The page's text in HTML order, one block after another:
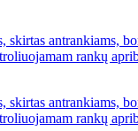
antrankiams,
rankų
antrankiams,
rankų